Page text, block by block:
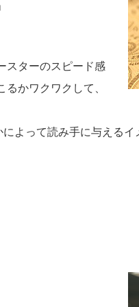
スターのスピード感
かワクワクして、
よって読み手に与える